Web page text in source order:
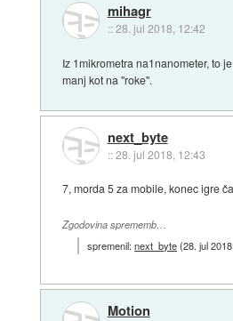
mihagr
::28. jul 2018, 12:42
Iz 1mikrometra na1nanometer, to
manj kot na "roke".
next_byte
::28. jul 2018, 12:43
7, morda 5 za mobile, konec igre
Zgodovina sprememb…
spremenil:next_byte(28. jul
Motion